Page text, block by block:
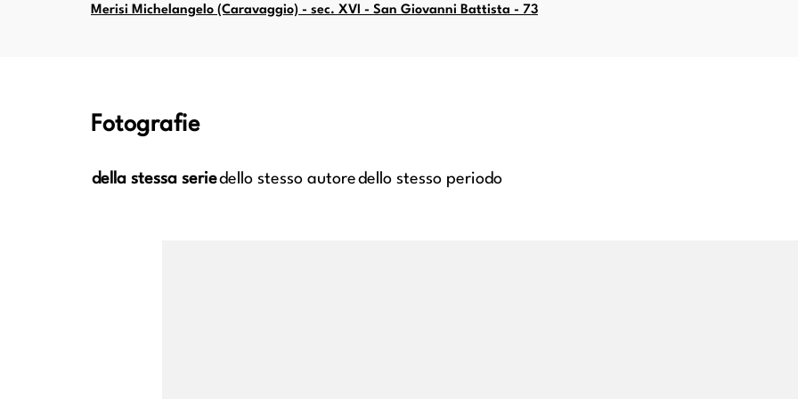
Merisi Michelangelo (Caravaggio) - sec. XVI - San Giovanni Battista - 73
Fotografie
della stessa seriedello stesso autoredello stesso periodo